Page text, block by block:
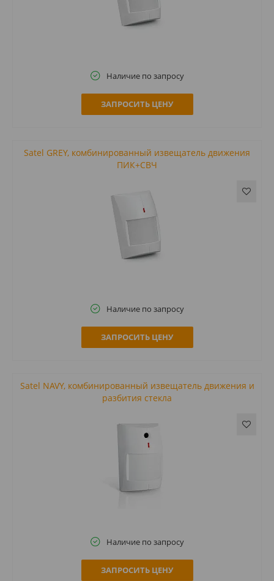
Наличие по запросу
ЗАПРОСИТЬ ЦЕНУ
Satel GREY, комбинированный извещатель движения
ПИК+СВЧ
Наличие по запросу
ЗАПРОСИТЬ ЦЕНУ
Satel NAVY, комбинированный извещатель движения и
разбития стекла
Наличие по запросу
ЗАПРОСИТЬ ЦЕНУ